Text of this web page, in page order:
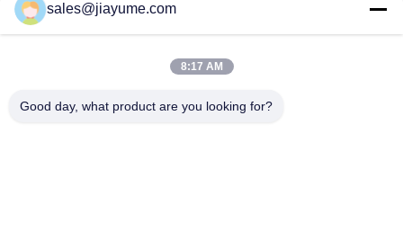
sales@jiayume.com
8:17 AM
Good day, what product are you looking for?